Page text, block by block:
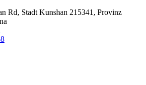
Rd, Stadt Kunshan 215341, Provinz